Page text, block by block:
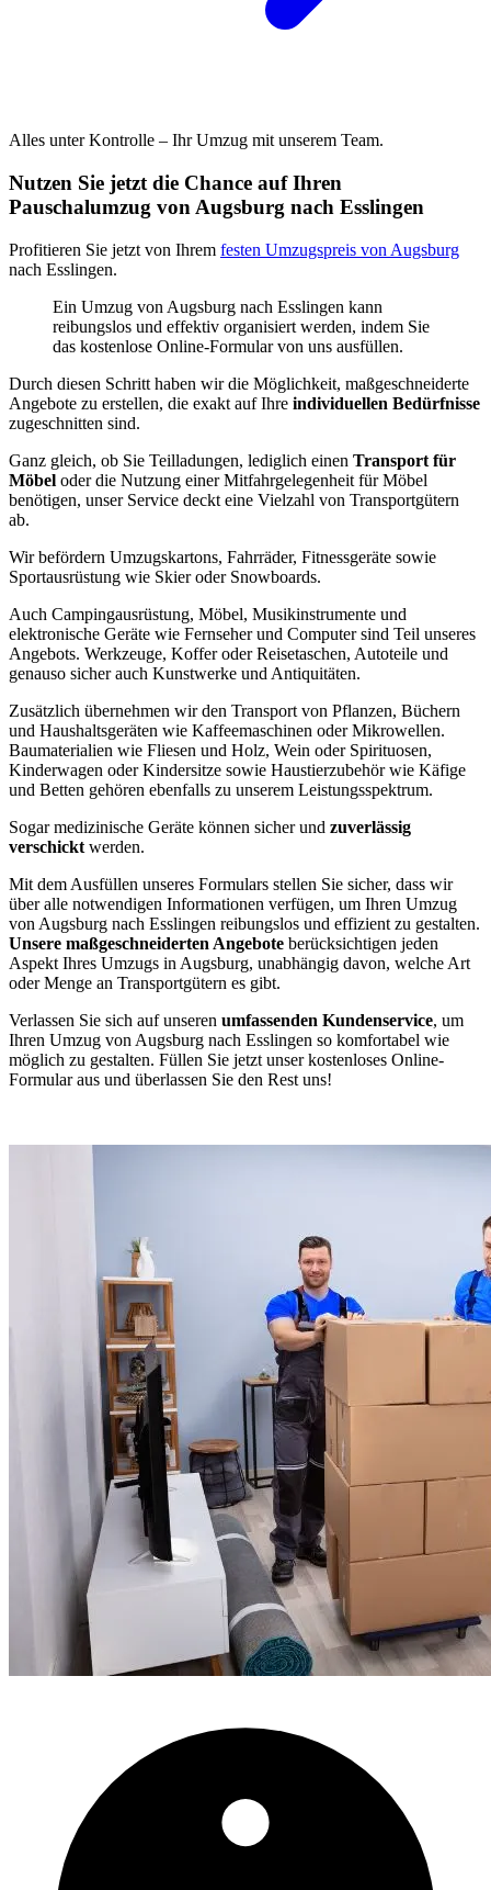
Alles unter Kontrolle – Ihr Umzug mit unserem Team.
Nutzen Sie jetzt die Chance auf Ihren
Pauschalumzug von Augsburg nach Esslingen
Profitieren Sie jetzt von Ihrem festen Umzugspreis von Augsburg
nach Esslingen.
Ein Umzug von Augsburg nach Esslingen kann
reibungslos und effektiv organisiert werden, indem Sie
das kostenlose Online-Formular von uns ausfüllen.
Durch diesen Schritt haben wir die Möglichkeit, maßgeschneiderte
Angebote zu erstellen, die exakt auf Ihre individuellen Bedürfnisse
zugeschnitten sind.
Ganz gleich, ob Sie Teilladungen, lediglich einen Transport für
Möbel oder die Nutzung einer Mitfahrgelegenheit für Möbel
benötigen, unser Service deckt eine Vielzahl von Transportgütern
ab.
Wir befördern Umzugskartons, Fahrräder, Fitnessgeräte sowie
Sportausrüstung wie Skier oder Snowboards.
Auch Campingausrüstung, Möbel, Musikinstrumente und
elektronische Geräte wie Fernseher und Computer sind Teil unseres
Angebots. Werkzeuge, Koffer oder Reisetaschen, Autoteile und
genauso sicher auch Kunstwerke und Antiquitäten.
Zusätzlich übernehmen wir den Transport von Pflanzen, Büchern
und Haushaltsgeräten wie Kaffeemaschinen oder Mikrowellen.
Baumaterialien wie Fliesen und Holz, Wein oder Spirituosen,
Kinderwagen oder Kindersitze sowie Haustierzubehör wie Käfige
und Betten gehören ebenfalls zu unserem Leistungsspektrum.
Sogar medizinische Geräte können sicher und zuverlässig
verschickt werden.
Mit dem Ausfüllen unseres Formulars stellen Sie sicher, dass wir
über alle notwendigen Informationen verfügen, um Ihren Umzug
von Augsburg nach Esslingen reibungslos und effizient zu gestalten.
Unsere maßgeschneiderten Angebote berücksichtigen jeden
Aspekt Ihres Umzugs in Augsburg, unabhängig davon, welche Art
oder Menge an Transportgütern es gibt.
Verlassen Sie sich auf unseren umfassenden Kundenservice, um
Ihren Umzug von Augsburg nach Esslingen so komfortabel wie
möglich zu gestalten. Füllen Sie jetzt unser kostenloses Online-
Formular aus und überlassen Sie den Rest uns!